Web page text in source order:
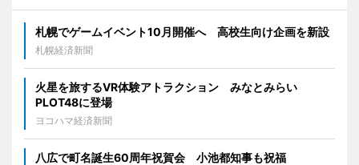
札幌でゲームイベント10月開催へ 高校生向け企画を新設
札幌経済新聞
火星を旅するVR体験アトラクション みなとみらい
PLOT48に登場
ヨコハマ経済新聞
八広で町名誕生60周年祝賀会 小池都知事も祝福